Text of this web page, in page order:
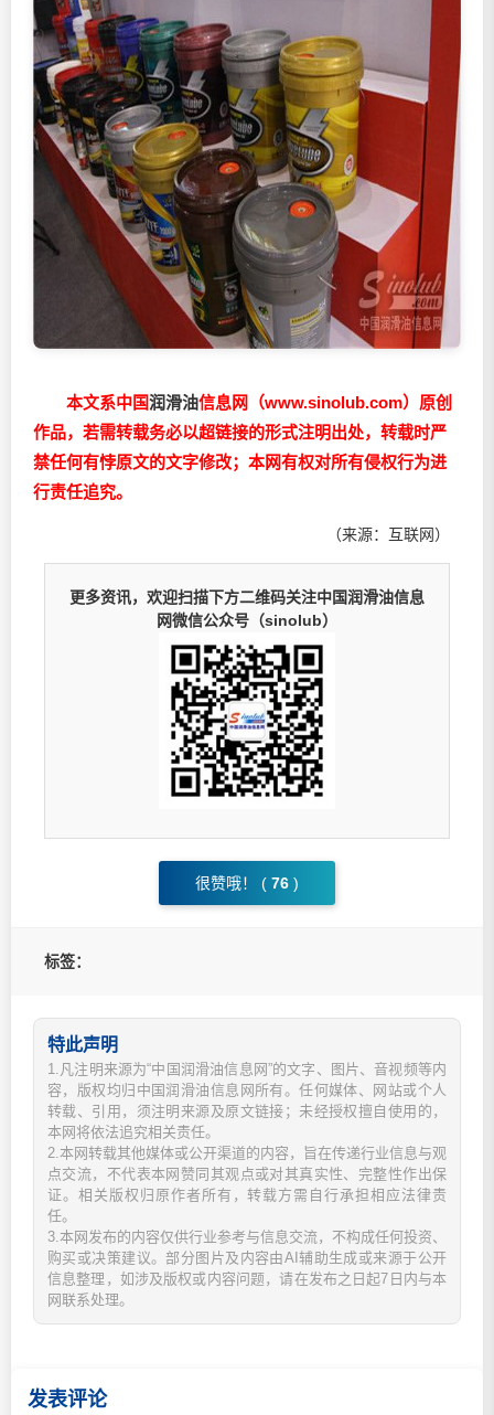
本文系中国润滑油信息网（www.sinolub.com）原创
作品，若需转载务必以超链接的形式注明出处，转载时严
禁任何有悖原文的文字修改；本网有权对所有侵权行为进
行责任追究。
（来源：互联网）
更多资讯，欢迎扫描下方二维码关注中国润滑油信息
网微信公众号（sinolub）
很赞哦！ ( 76 )
标签：
特此声明
1.凡注明来源为“中国润滑油信息网”的文字、图片、音视频等内
容，版权均归中国润滑油信息网所有。任何媒体、网站或个人
转载、引用，须注明来源及原文链接；未经授权擅自使用的，
本网将依法追究相关责任。
2.本网转载其他媒体或公开渠道的内容，旨在传递行业信息与观
点交流，不代表本网赞同其观点或对其真实性、完整性作出保
证。相关版权归原作者所有，转载方需自行承担相应法律责
任。
3.本网发布的内容仅供行业参考与信息交流，不构成任何投资、
购买或决策建议。部分图片及内容由AI辅助生成或来源于公开
信息整理，如涉及版权或内容问题，请在发布之日起7日内与本
网联系处理。
发表评论